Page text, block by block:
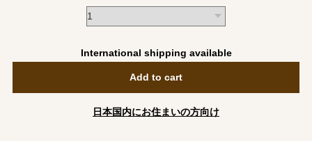
International shipping available
Add to cart
日本国内にお住まいの方向け